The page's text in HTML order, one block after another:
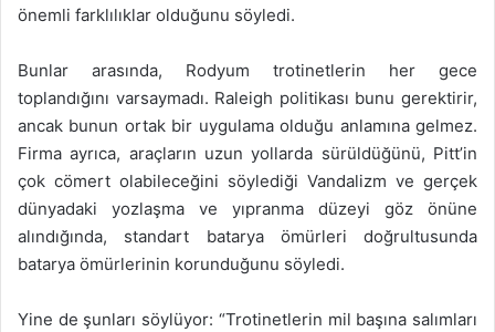
önemli farklılıklar olduğunu söyledi.
Bunlar arasında, Rodyum trotinetlerin her gece
toplandığını varsaymadı. Raleigh politikası bunu gerektirir,
ancak bunun ortak bir uygulama olduğu anlamına gelmez.
Firma ayrıca, araçların uzun yollarda sürüldüğünü, Pitt’in
çok cömert olabileceğini söylediği Vandalizm ve gerçek
dünyadaki yozlaşma ve yıpranma düzeyi göz önüne
alındığında, standart batarya ömürleri doğrultusunda
batarya ömürlerinin korunduğunu söyledi.
Yine de şunları söylüyor: “Trotinetlerin mil başına salımları